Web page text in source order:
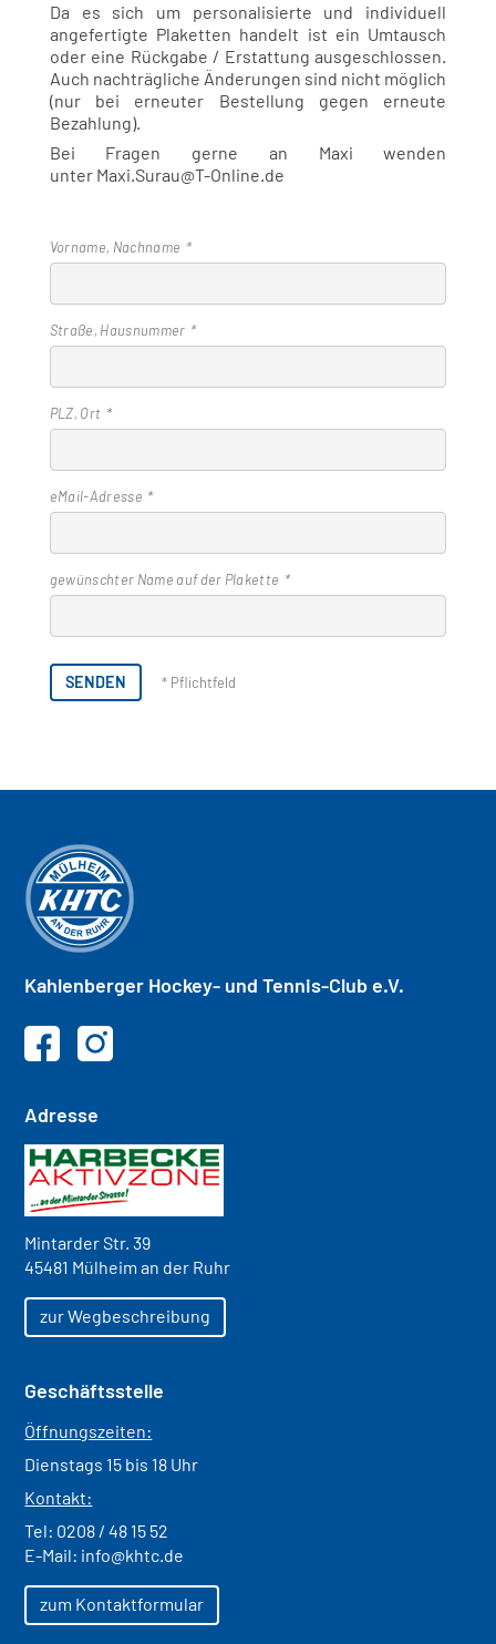
Da es sich um personalisierte und individuell
angefertigte Plaketten handelt ist ein Umtausch
oder eine Rückgabe / Erstattung ausgeschlossen.
Auch nachträgliche Änderungen sind nicht möglich
(nur bei erneuter Bestellung gegen erneute
Bezahlung).
Bei Fragen gerne an Maxi wenden
unter Maxi.Surau@T-Online.de
Vorname, Nachname
Straße, Hausnummer
PLZ, Ort
eMail-Adresse
gewünschter Name auf der Plakette
Pflichtfeld
Kahlenberger Hockey- und Tennis-Club e.V.
Adresse
Mintarder Str. 39
45481 Mülheim an der Ruhr
zur Wegbeschreibung
Geschäftsstelle
Öffnungszeiten:
Dienstags 15 bis 18 Uhr
Kontakt:
Tel: 0208 / 48 15 52
E-Mail: info@khtc.de
zum Kontaktformular